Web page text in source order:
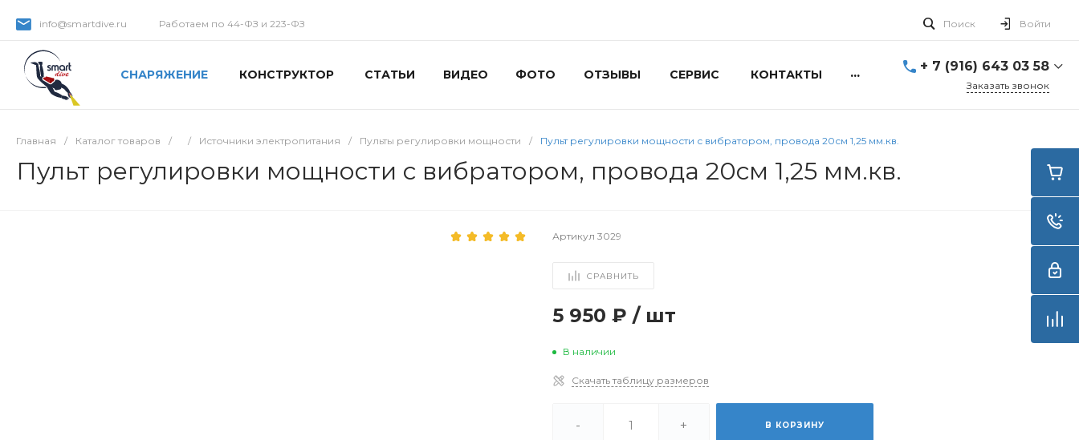
info@smartdive.ru Работаем по 44-ФЗ и 223-ФЗ Поиск Войти
СНАРЯЖЕНИЕ КОНСТРУКТОР СТАТЬИ ВИДЕО ФОТО ОТЗЫВЫ СЕРВИС КОНТАКТЫ ... + 7 (916) 643 03 58
Заказать звонок
Главная / Каталог товаров / / Источники электропитания / Пульты регулировки мощности / Пульт регулировки мощности с вибратором, провода 20см 1,25 мм.кв.
Пульт регулировки мощности с вибратором, провода 20см 1,25 мм.кв.
Артикул 3029
СРАВНИТЬ
5 950 ₽ / шт
В наличии
Скачать таблицу размеров
- + В КОРЗИНУ